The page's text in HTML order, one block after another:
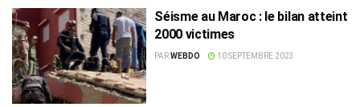
Séisme au Maroc : le bilan atteint
2000 victimes
PARWEBDO 10 SEPTEMBRE 2023